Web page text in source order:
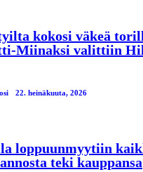
kokosi väkeä
Miinaksi valittiin
22. heinäkuuta, 2026
loppuunmyytiin
teki kauppansa